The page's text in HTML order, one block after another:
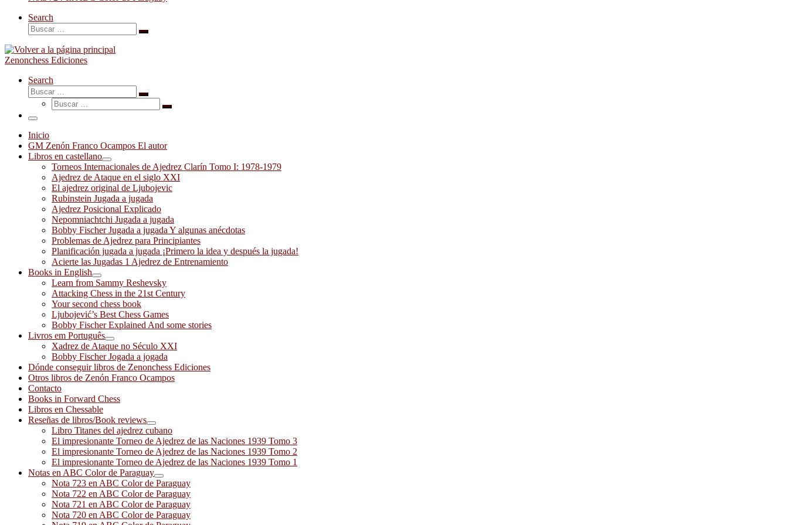
Search
Buscar
Buscar
Zenonchess Ediciones
Search
Buscar
Buscar
Buscar
Buscar
Menú
Inicio
GM Zenón Franco Ocampos El autor
Libros en castellano
Torneos Internacionales de Ajedrez Clarín Tomo I: 1978-1979
Ajedrez de Ataque en el siglo XXI
El ajedrez original de Ljubojevic
Rubinstein Jugada a jugada
Ajedrez Posicional Explicado
Nepomniachtchi Jugada a jugada
Bobby Fischer Jugada a jugada Y algunas anécdotas
Problemas de Ajedrez para Principiantes
Planificación jugada a jugada ¡Primero la idea y después la jugada!
Acierte las Jugadas 1 Ajedrez de Entrenamiento
Books in English
Learn from Sammy Reshevsky
Attacking Chess in the 21st Century
Your second chess book
Ljubojević’s Best Chess Games
Bobby Fischer Explained And some stories
Livros em Português
Xadrez de Ataque no Século XXI
Bobby Fischer Jogada a jogada
Dónde conseguir libros de Zenonchess Ediciones
Otros libros de Zenón Franco Ocampos
Contacto
Books in Forward Chess
Libros en Chessable
Reseñas de libros/Book reviews
Libro Titanes del ajedrez cubano
El impresionante Torneo de Ajedrez de las Naciones 1939 Tomo 3
El impresionante Torneo de Ajedrez de las Naciones 1939 Tomo 2
El impresionante Torneo de Ajedrez de las Naciones 1939 Tomo 1
Notas en ABC Color de Paraguay
Nota 723 en ABC Color de Paraguay
Nota 722 en ABC Color de Paraguay
Nota 721 en ABC Color de Paraguay
Nota 720 en ABC Color de Paraguay